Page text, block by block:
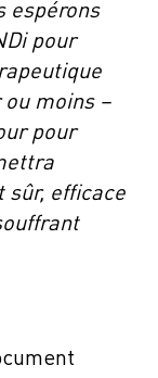
espérons
pour
moins –
pour
sûr, efficace